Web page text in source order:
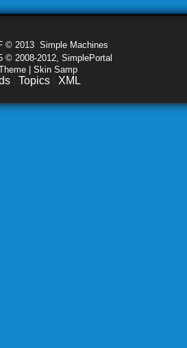
© 2013 Simple Machines
© 2008-2012, SimplePortal
| Skin Samp
Topics XML